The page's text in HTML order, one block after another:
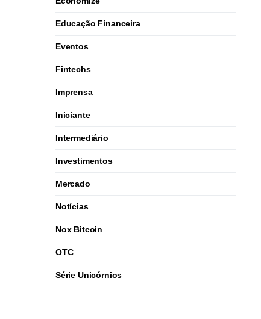
Educação Financeira
Eventos
Fintechs
Imprensa
Iniciante
Intermediário
Investimentos
Mercado
Notícias
Nox Bitcoin
OTC
Série Unicórnios